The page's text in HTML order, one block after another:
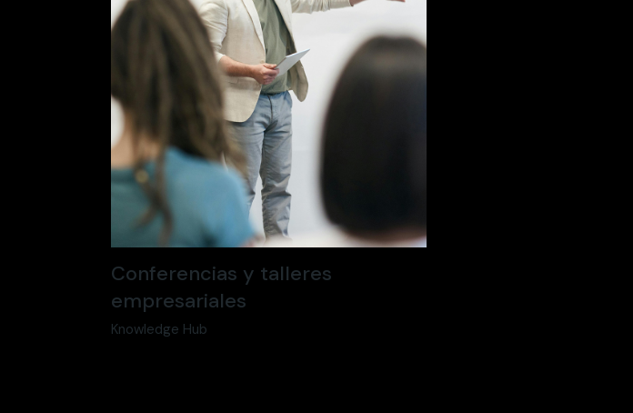
Conferencias y talleres
empresariales
Knowledge Hub